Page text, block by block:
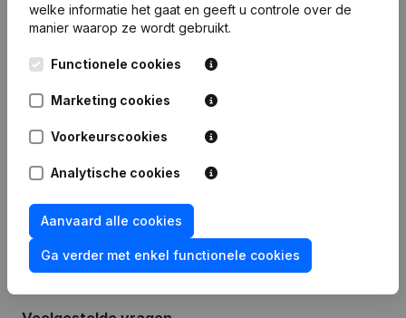
Datum Publicatie
Rubriek Oprichting (Nieuwe
enz...)
welke informatie het gaat en geeft u controle over de
manier waarop ze wordt gebruikt.
Functionele cookies
Marketing cookies
Voorkeurscookies
Analytische cookies
Aanvaard alle cookies
Ga verder met enkel functionele cookies